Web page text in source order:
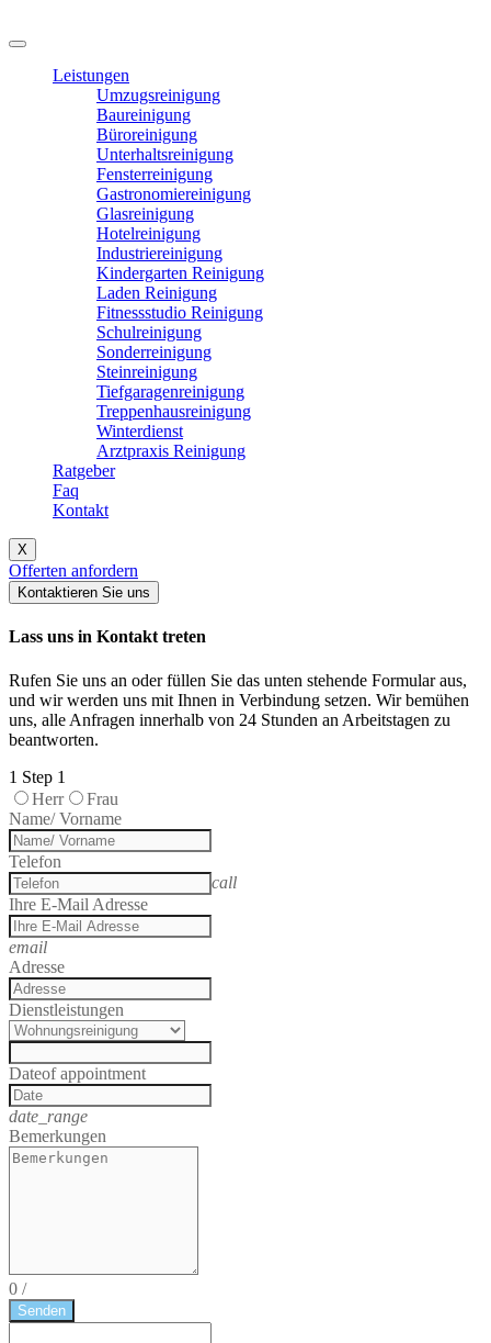
Leistungen
Umzugsreinigung
Baureinigung
Büroreinigung
Unterhaltsreinigung
Fensterreinigung
Gastronomiereinigung
Glasreinigung
Hotelreinigung
Industriereinigung
Kindergarten Reinigung
Laden Reinigung
Fitnessstudio Reinigung
Schulreinigung
Sonderreinigung
Steinreinigung
Tiefgaragenreinigung
Treppenhausreinigung
Winterdienst
Arztpraxis Reinigung
Ratgeber
Faq
Kontakt
X
Offerten anfordern
Kontaktieren Sie uns
Lass uns in Kontakt treten
Rufen Sie uns an oder füllen Sie das unten stehende Formular aus,
und wir werden uns mit Ihnen in Verbindung setzen. Wir bemühen
uns, alle Anfragen innerhalb von 24 Stunden an Arbeitstagen zu
beantworten.
1 Step 1
Herr
Frau
Name/ Vorname
Telefon
call
Ihre E-Mail Adresse
email
Adresse
Dienstleistungen
Dateof appointment
date_range
Bemerkungen
0 /
Senden